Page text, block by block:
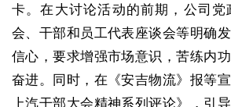
卡。在大讨论活动的前期，公司党
会、干部和员工代表座谈会等明确
信心，要求增强市场意识，苦练内
奋进。同时，在《安吉物流》报等
上汽干部大会精神系列评论》，引